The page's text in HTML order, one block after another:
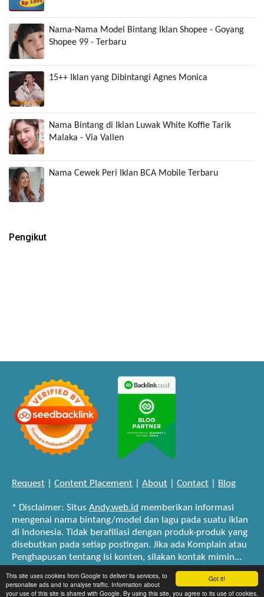
Got it!
This site uses cookies from Google to deliver its services, to
personalise ads and to analyse traffic. Information about
your use of this site is shared with Google. By using this site, you agree to its use of cookies.
Nama-Nama Model Bintang Iklan Shopee - Goyang
Shopee 99 - Terbaru
15++ Iklan yang Dibintangi Agnes Monica
Nama Bintang di Iklan Luwak White Koffie Tarik
Malaka - Via Vallen
Nama Cewek Peri Iklan BCA Mobile Terbaru
Pengikut
Request Content Placement About Contact Blog
* Disclaimer: Situs Andy.web.id memberikan informasi
mengenai nama bintang/model dan lagu pada suatu iklan
di Indonesia. Tidak berafiliasi dengan produk-produk yang
disebutkan pada setiap postingan. Jika ada Komplain atau
Penghapusan tentang Isi konten, silakan kontak mimin...
. Dukung situs ini dengan Donasi dan
bantuan klik "share" pada setiap post dan bagikan kepada
keluarga atau teman atau media sosial kamu. *